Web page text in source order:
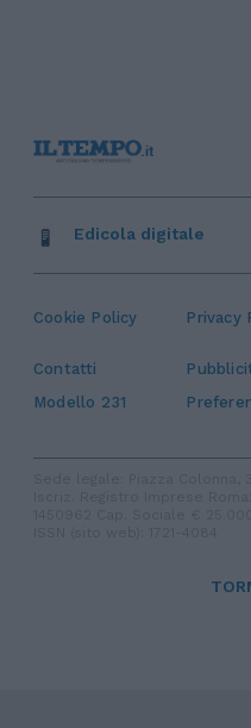
Cookie Policy Privacy
Contatti
Modello 231
Edicola digitale